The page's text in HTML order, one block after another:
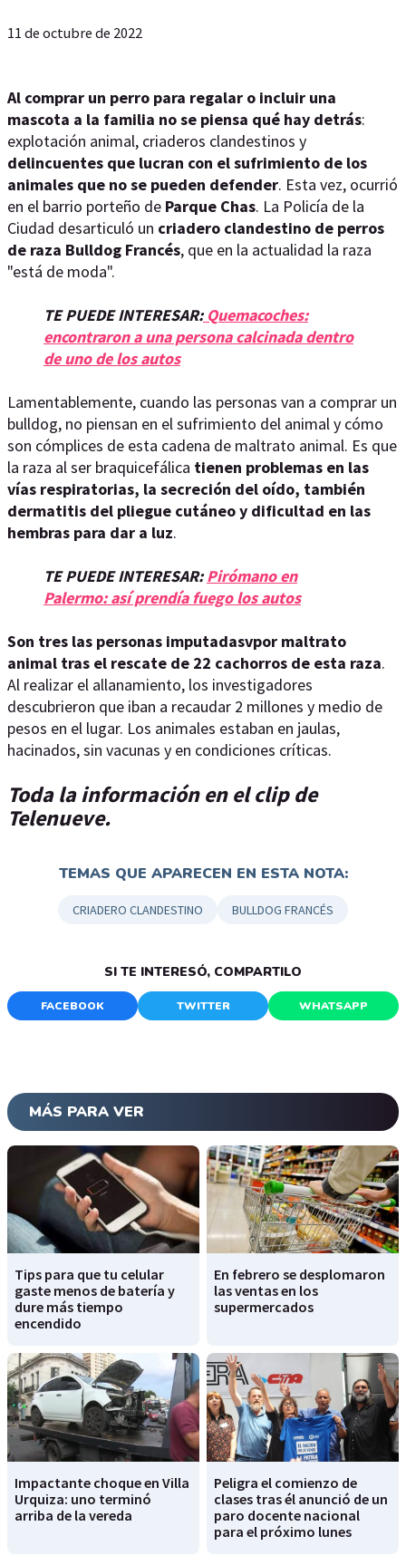
11 de octubre de 2022
Al comprar un perro para regalar o incluir una
mascota a la familia no se piensa qué hay detrás:
explotación animal, criaderos clandestinos y
delincuentes que lucran con el sufrimiento de los
animales que no se pueden defender. Esta vez, ocurrió
en el barrio porteño de Parque Chas. La Policía de la
Ciudad desarticuló un criadero clandestino de perros
de raza Bulldog Francés, que en la actualidad la raza
"está de moda".
TE PUEDE INTERESAR:Quemacoches:
encontraron a una persona calcinada dentro
de uno de los autos
Lamentablemente, cuando las personas van a comprar un
bulldog, no piensan en el sufrimiento del animal y cómo
son cómplices de esta cadena de maltrato animal. Es que
la raza al ser braquicefálica tienen problemas en las
vías respiratorias, la secreción del oído, también
dermatitis del pliegue cutáneo y dificultad en las
hembras para dar a luz.
TE PUEDE INTERESAR:Pirómano en
Palermo: así prendía fuego los autos
Son tres las personas imputadasvpor maltrato
animal tras el rescate de 22 cachorros de esta raza.
Al realizar el allanamiento, los investigadores
descubrieron que iban a recaudar 2 millones y medio de
pesos en el lugar. Los animales estaban en jaulas,
hacinados, sin vacunas y en condiciones críticas.
Toda la información en el clip de
Telenueve.
TEMAS QUE APARECEN EN ESTA NOTA:
CRIADERO CLANDESTINO BULLDOG FRANCÉS
SI TE INTERESÓ, COMPARTILO
FACEBOOK TWITTER WHATSAPP
MÁS PARA VER
Tips para que tu celular
gaste menos de batería y
dure más tiempo
encendido
En febrero se desplomaron
las ventas en los
supermercados
Impactante choque en Villa
Urquiza: uno terminó
arriba de la vereda
Peligra el comienzo de
clases tras él anunció de un
paro docente nacional
para el próximo lunes